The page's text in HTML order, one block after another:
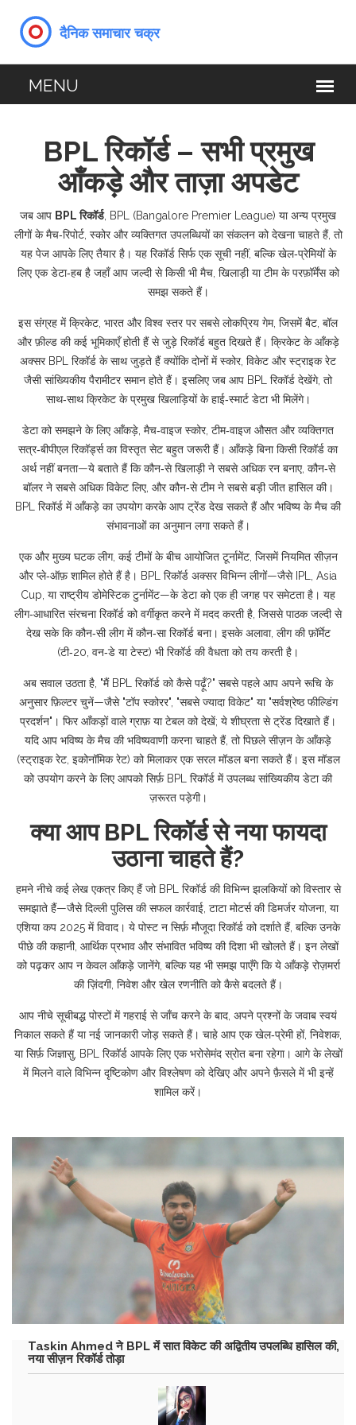
BPL रिकॉर्ड – सभी प्रमुख
आँकड़े और ताज़ा अपडेट
जब आप BPL रिकॉर्ड, BPL (Bangalore Premier League) या अन्य प्रमुख
लीगों के मैच‑रिपोर्ट, स्कोर और व्यक्तिगत उपलब्धियों का संकलनको देखना चाहते हैं, तो
यह पेज आपके लिए तैयार है। यह रिकॉर्ड सिर्फ एक सूची नहीं, बल्कि खेल‑प्रेमियों के
लिए एक डेटा‑हब है जहाँ आप जल्दी से किसी भी मैच, खिलाड़ी या टीम के परफ़ॉर्मेंस को
समझ सकते हैं।
इस संग्रह मेंक्रिकेट भारत और विश्व स्तर पर सबसे लोकप्रिय गेम, जिसमें बैट, बॉल
और फ़ील्ड की कई भूमिकाएँ होती हैंसे जुड़े रिकॉर्ड बहुत दिखते हैं। क्रिकेट के आँकड़े
अक्सर BPL रिकॉर्ड के साथ जुड़ते हैं क्योंकि दोनों में स्कोर, विकेट और स्ट्राइक रेट
जैसी सांख्यिकीय पैरामीटर समान होते हैं। इसलिए जब आप BPL रिकॉर्ड देखेंगे, तो
साथ‑साथ क्रिकेट के प्रमुख खिलाड़ियों के हाई‑स्मार्ट डेटा भी मिलेंगे।
डेटा को समझने के लिएआँकड़े मैच‑वाइज स्कोर, टीम‑वाइज औसत और व्यक्तिगत
सत्र‑बीपीएल रिकॉर्ड्स का विस्तृत सेट बहुत जरूरी हैं। आँकड़े बिना किसी रिकॉर्ड का
अर्थ नहीं बनता—ये बताते हैं कि कौन‑से खिलाड़ी ने सबसे अधिक रन बनाए, कौन‑से
बॉलर ने सबसे अधिक विकेट लिए, और कौन‑से टीम ने सबसे बड़ी जीत हासिल की।
BPL रिकॉर्ड में आँकड़े का उपयोग करके आप ट्रेंड देख सकते हैं और भविष्य के मैच की
संभावनाओं का अनुमान लगा सकते हैं।
एक और मुख्य घटकलीग, कई टीमों के बीच आयोजित टूर्नामेंट, जिसमें नियमित सीज़न
और प्ले‑ऑफ़ शामिल होते हैंहै। BPL रिकॉर्ड अक्सर विभिन्न लीगों—जैसे IPL, Asia
Cup, या राष्ट्रीय डोमेस्टिक टुर्नामेंट—के डेटा को एक ही जगह पर समेटता है। यह
लीग‑आधारित संरचना रिकॉर्ड को वर्गीकृत करने में मदद करती है, जिससे पाठक जल्दी से
देख सके कि कौन‑सी लीग में कौन‑सा रिकॉर्ड बना। इसके अलावा, लीग की फ़ॉर्मेट
(टी‑20, वन‑डे या टेस्ट) भी रिकॉर्ड की वैधता को तय करती है।
अब सवाल उठता है, "मैं BPL रिकॉर्ड को कैसे पढ़ूँ?" सबसे पहले आप अपने रूचि के
अनुसार फ़िल्टर चुनें—जैसे "टॉप स्कोरर", "सबसे ज्यादा विकेट" या "सर्वश्रेष्ठ फील्डिंग
प्रदर्शन"। फिर आँकड़ों वाले ग्राफ़ या टेबल को देखें; ये शीघ्रता से ट्रेंड दिखाते हैं।
यदि आप भविष्य के मैच की भविष्यवाणी करना चाहते हैं, तो पिछले सीज़न के आँकड़े
(स्ट्राइक रेट, इकोनॉमिक रेट) को मिलाकर एक सरल मॉडल बना सकते हैं। इस मॉडल
को उपयोग करने के लिए आपको सिर्फ़ BPL रिकॉर्ड में उपलब्ध सांख्यिकीय डेटा की
ज़रूरत पड़ेगी।
क्या आप BPL रिकॉर्ड से नया फायदा
उठाना चाहते हैं?
हमने नीचे कई लेख एकत्र किए हैं जो BPL रिकॉर्ड की विभिन्न झलकियों को विस्तार से
समझाते हैं—जैसे दिल्ली पुलिस की सफल कार्रवाई, टाटा मोटर्स की डिमर्जर योजना, या
एशिया कप 2025 में विवाद। ये पोस्ट न सिर्फ़ मौजूदा रिकॉर्ड को दर्शाते हैं, बल्कि उनके
पीछे की कहानी, आर्थिक प्रभाव और संभावित भविष्य की दिशा भी खोलते हैं। इन लेखों
को पढ़कर आप न केवल आँकड़े जानेंगे, बल्कि यह भी समझ पाएँगे कि ये आँकड़े रोज़मर्रा
की ज़िंदगी, निवेश और खेल रणनीति को कैसे बदलते हैं।
आप नीचे सूचीबद्ध पोस्टों में गहराई से जाँच करने के बाद, अपने प्रश्नों के जवाब स्वयं
निकाल सकते हैं या नई जानकारी जोड़ सकते हैं। चाहे आप एक खेल‑प्रेमी हों, निवेशक,
या सिर्फ़ जिज्ञासु, BPL रिकॉर्ड आपके लिए एक भरोसेमंद स्रोत बना रहेगा। आगे के लेखों
में मिलने वाले विभिन्न दृष्टिकोण और विश्लेषण को देखिए और अपने फ़ैसले में भी इन्हें
शामिल करें।
Taskin Ahmed ने BPL में सात विकेट की अद्वितीय उपलब्धि हासिल की,
नया सीज़न रिकॉर्ड तोड़ा